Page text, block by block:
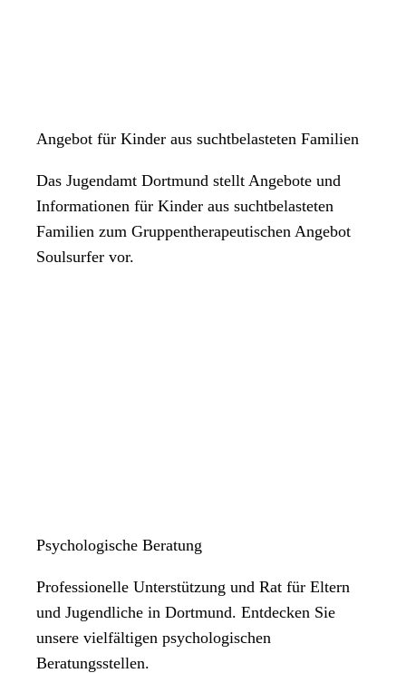
Angebot für Kinder aus suchtbelasteten Familien
Das Jugendamt Dortmund stellt Angebote und
Informationen für Kinder aus suchtbelasteten
Familien zum Gruppentherapeutischen Angebot
Soulsurfer vor.
Psychologische Beratung
Professionelle Unterstützung und Rat für Eltern
und Jugendliche in Dortmund. Entdecken Sie
unsere vielfältigen psychologischen
Beratungsstellen.